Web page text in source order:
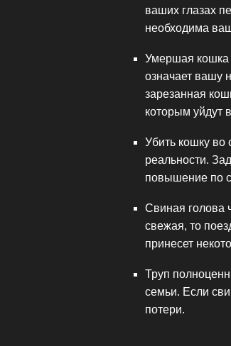
ваших глазах
необходима
Умершая кошка
означает вашу
зарезанная
которым уйдут
Убить кошку во
реальности.
повышение по
Свиная голова
свежая, то
принесет
Труп
семьи. Если
потери.